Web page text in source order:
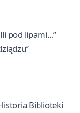
pod lipami…”
Biblioteki